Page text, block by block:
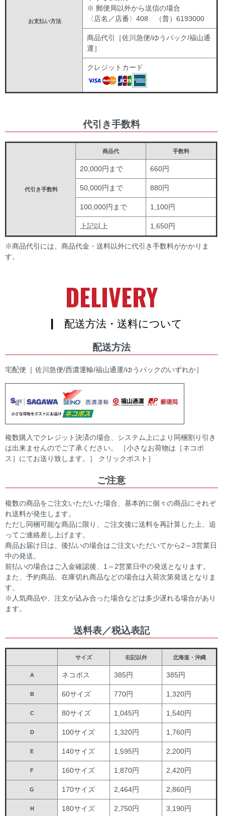
お支払い方法
※ 郵便局以外から送信の場合
〈店名／店番〉408 （普）6193000
商品代引［佐川急便/ゆうパック/福山通
運］
クレジットカード
代引き手数料
代引き手数料
商品代 手数料
20,000円まで 660円
50,000円まで 880円
100,000円まで 1,100円
上記以上 1,650円
※商品代引には、商品代金・送料以外に代引き手数料がかかりま
す。
DELIVERY
| 配送方法・送料について
配送方法
宅配便［ 佐川急便/西濃運輸/福山通運/ゆうパックのいずれか］
複数購入でクレジット決済の場合、システム上により同梱割り引き
は出来ませんのでご了承ください。 ［小さなお荷物は［ネコポ
ス］にてお送り致します。］ クリックポスト］
ご注意
複数の商品をご注文いただいた場合、基本的に個々の商品にそれぞ
れ送料が発生します。
ただし同梱可能な商品に限り、ご注文後に送料を再計算した上、追
ってご連絡差し上げます。
商品お届け日は、後払いの場合はご注文いただいてから2～3営業日
中の発送。
前払いの場合はご入金確認後、1～2営業日中の発送となります。
また、予約商品、在庫切れ商品などの場合は入荷次第発送となりま
す。
※人気商品や、注文が込み合った場合などは多少遅れる場合があり
ます。
送料表／税込表記
サイズ 右記以外 北海道・沖縄
A ネコポス 385円 385円
B 60サイズ 770円 1,320円
C 80サイズ 1,045円 1,540円
D 100サイズ 1,320円 1,760円
E 140サイズ 1,595円 2,200円
F 160サイズ 1,870円 2,420円
G 170サイズ 2,464円 2,860円
H 180サイズ 2,750円 3,190円